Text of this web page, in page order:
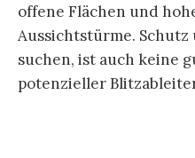
offene Flächen und
Aussichtstürme.
suchen, ist auch keine
potenzieller